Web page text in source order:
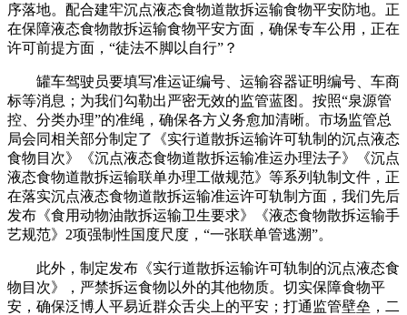
序落地。配合建牢沉点液态食物道散拆运输食物平安防地。正
在保障液态食物散拆运输食物平安方面，确保专车公用，正在
许可前提方面，“徒法不脚以自行”？
罐车驾驶员要填写准运证编号、运输容器证明编号、车商
标等消息；为我们勾勒出严密无效的监管蓝图。按照“泉源管
控、分类办理”的准绳，确保各方义务愈加清晰。市场监管总
局会同相关部分制定了《实行道散拆运输许可轨制的沉点液态
食物目次》《沉点液态食物道散拆运输准运办理法子》《沉点
液态食物道散拆运输联单办理工做规范》等系列轨制文件，正
在落实沉点液态食物道散拆运输准运许可轨制方面，我们先后
发布《食用动物油散拆运输卫生要求》《液态食物散拆运输手
艺规范》2项强制性国度尺度，“一张联单管逃溯”。
此外，制定发布《实行道散拆运输许可轨制的沉点液态食
物目次》，严禁拆运食物以外的其他物质。切实保障食物平
安，确保泛博人平易近群众舌尖上的平安；打通监管壁垒，二